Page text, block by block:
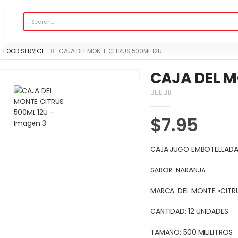
FOOD SERVICE CAJA DEL MONTE CITRUS 500ML 12U
CAJA DEL
$7.95
CAJA JUGO EMBOTELLADA
SABOR: NARANJA
MARCA: DEL MONTE
CANTIDAD: 12 UNIDADES
TAMAÑO: 500 MILILITROS